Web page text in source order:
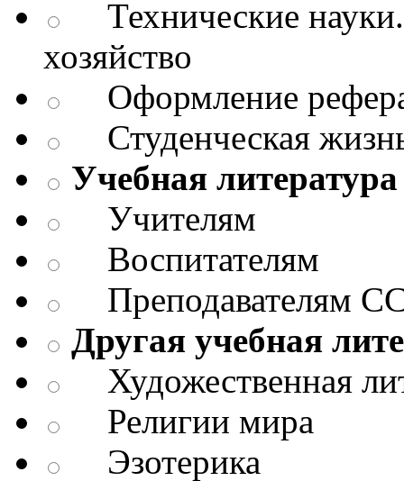
Технические
хозяйство
Оформление
Студенческая
Учебная литература
Учителям
Воспитателям
Преподавателям
Другая учебная
Художественная
Религии мира
Эзотерика